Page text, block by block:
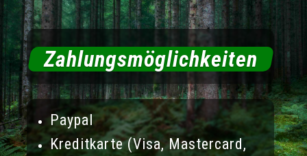
Zahlungsmöglichkeiten
Paypal
Kreditkarte (Visa, Mastercard,